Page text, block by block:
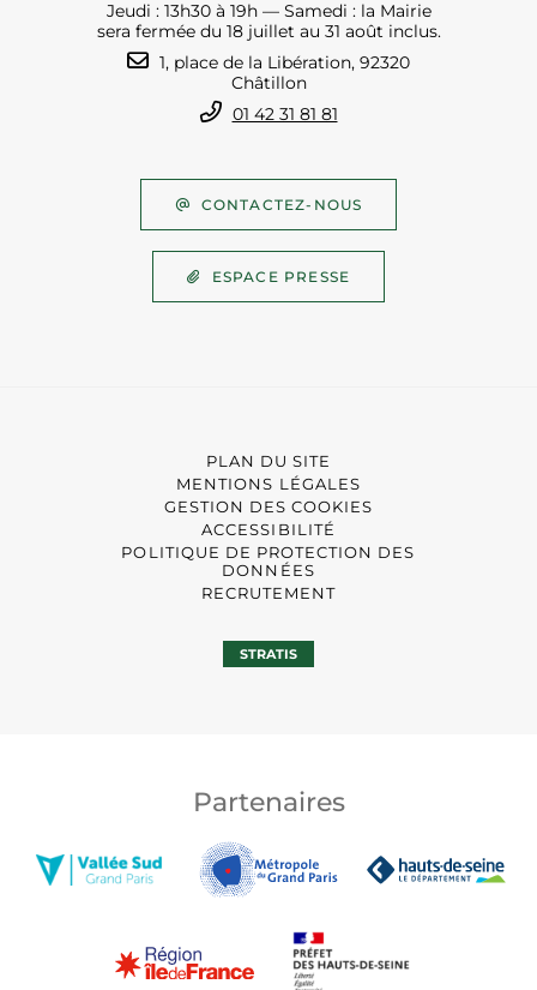
Jeudi : 13h30 à 19h — Samedi : la Mairie
sera fermée du 18 juillet au 31 août inclus.
1, place de la Libération, 92320
Châtillon
01 42 31 81 81
CONTACTEZ-NOUS
ESPACE PRESSE
PLAN DU SITE
MENTIONS LÉGALES
GESTION DES COOKIES
ACCESSIBILITÉ
POLITIQUE DE PROTECTION DES
DONNÉES
RECRUTEMENT
STRATIS
Partenaires